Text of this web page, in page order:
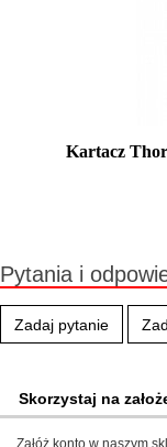
Kartacz
Pytania i
Zadaj pytanie
Skorzystaj na
Załóż konto w naszym